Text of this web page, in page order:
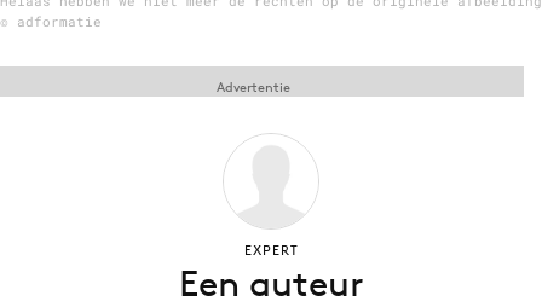
Adverteren
© adformatie
Advertentie
EXPERT
Een auteur